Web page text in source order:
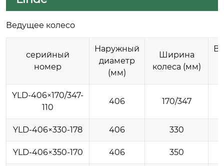
Ведущее колесо
серийный
номер
Наружный
диаметр
(мм)
Ширина
колеса (мм)
YLD-406×170/347-
110
406 170/347
YLD-406×330-178 406 330
YLD-406×350-170 406 350